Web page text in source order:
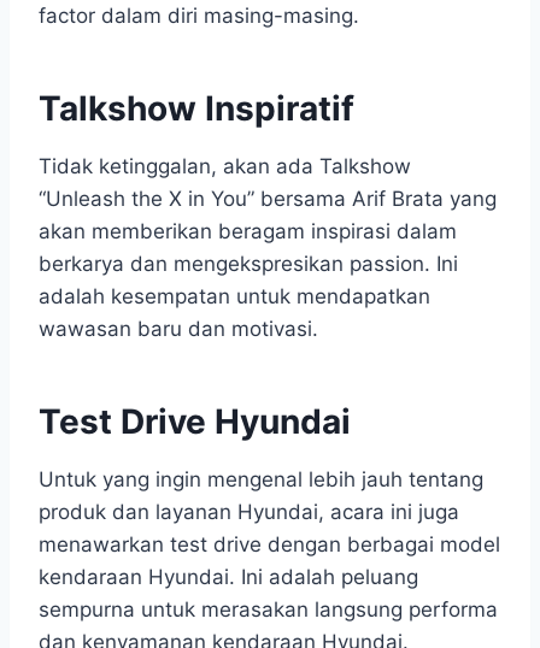
factor dalam diri masing-masing.
Talkshow Inspiratif
Tidak ketinggalan, akan ada Talkshow
“Unleash the X in You” bersama Arif Brata yang
akan memberikan beragam inspirasi dalam
berkarya dan mengekspresikan passion. Ini
adalah kesempatan untuk mendapatkan
wawasan baru dan motivasi.
Test Drive Hyundai
Untuk yang ingin mengenal lebih jauh tentang
produk dan layanan Hyundai, acara ini juga
menawarkan test drive dengan berbagai model
kendaraan Hyundai. Ini adalah peluang
sempurna untuk merasakan langsung performa
dan kenyamanan kendaraan Hyundai.